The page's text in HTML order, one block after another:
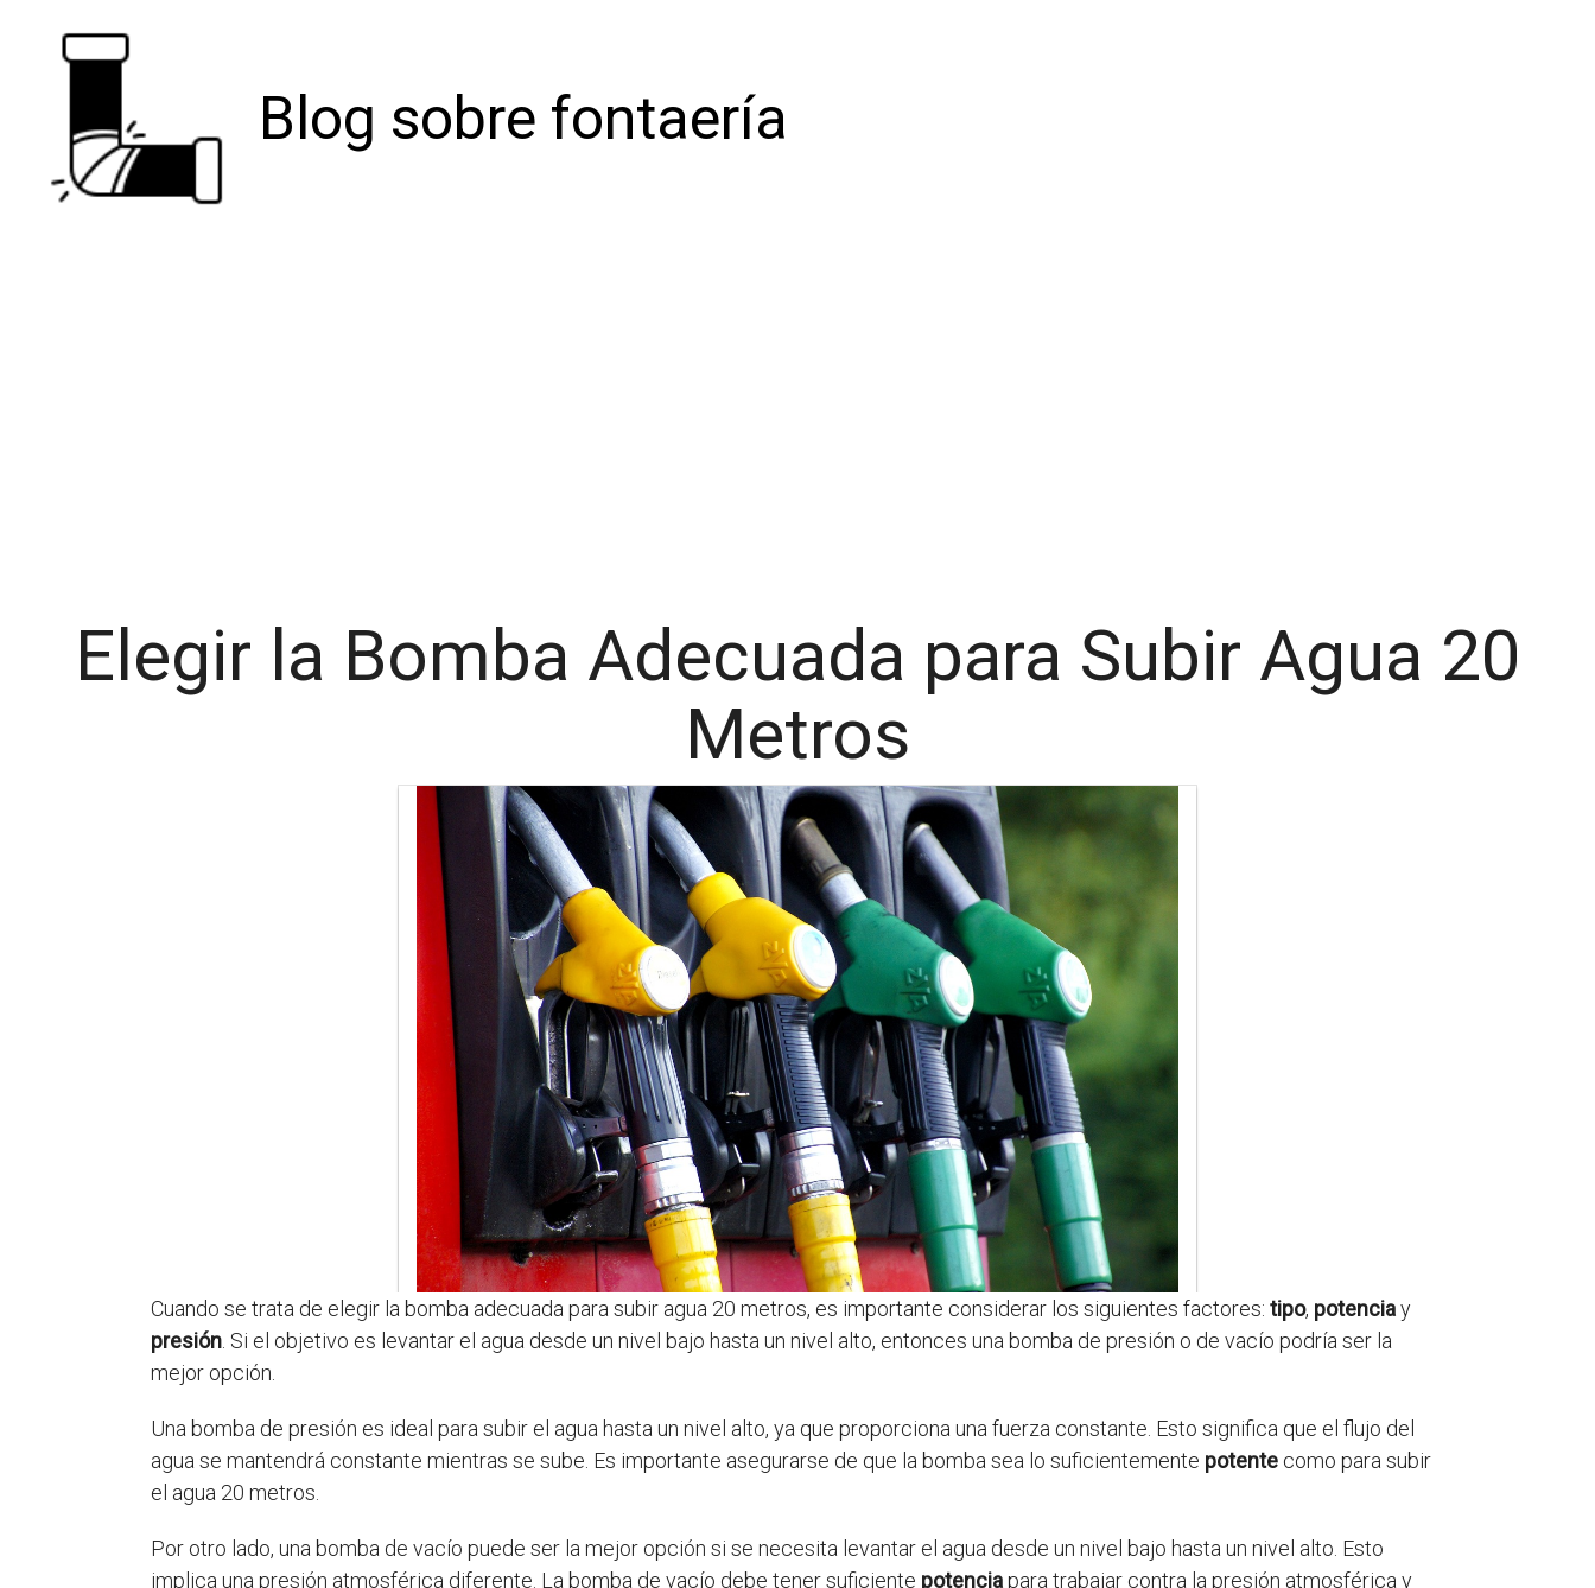
Blog sobre fontaería
Elegir la Bomba Adecuada para Subir Agua 20
Metros
Cuando se trata de elegir la bomba adecuada para subir agua 20 metros, es importante considerar los siguientes factores: tipo, potenciay
presión. Si el objetivo es levantar el agua desde un nivel bajo hasta un nivel alto, entonces una bomba de presión o de vacío podría ser la
mejor opción.
Una bomba de presión es ideal para subir el agua hasta un nivel alto, ya que proporciona una fuerza constante. Esto significa que el flujo del
agua se mantendrá constante mientras se sube. Es importante asegurarse de que la bomba sea lo suficientemente potente como para subir
el agua 20 metros.
Por otro lado, una bomba de vacío puede ser la mejor opción si se necesita levantar el agua desde un nivel bajo hasta un nivel alto. Esto
implica una presión atmosférica diferente. La bomba de vacío debe tener suficiente potenciapara trabajar contra la presión atmosférica y